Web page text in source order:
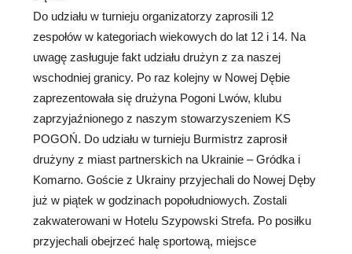
Do udziału w turnieju organizatorzy zaprosili 12
zespołów w kategoriach wiekowych do lat 12 i 14. Na
uwagę zasługuje fakt udziału drużyn z za naszej
wschodniej granicy. Po raz kolejny w Nowej Dębie
zaprezentowała się drużyna Pogoni Lwów, klubu
zaprzyjaźnionego z naszym stowarzyszeniem KS
POGOŃ. Do udziału w turnieju Burmistrz zaprosił
drużyny z miast partnerskich na Ukrainie – Gródka i
Komarno. Goście z Ukrainy przyjechali do Nowej Dęby
już w piątek w godzinach popołudniowych. Zostali
zakwaterowani w Hotelu Szypowski Strefa. Po posiłku
przyjechali obejrzeć halę sportową, miejsce